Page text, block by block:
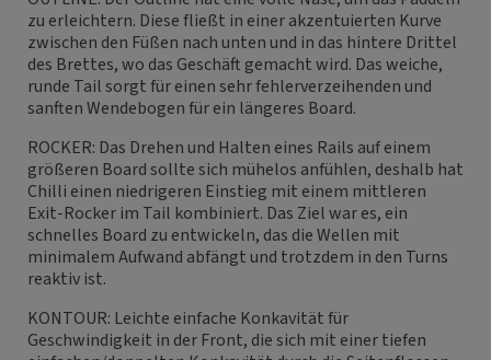
zu erleichtern. Diese fließt in einer akzentuierten Kurve
zwischen den Füßen nach unten und in das hintere Drittel
des Brettes, wo das Geschäft gemacht wird. Das weiche,
runde Tail sorgt für einen sehr fehlerverzeihenden und
sanften Wendebogen für ein längeres Board.
ROCKER: Das Drehen und Halten eines Rails auf einem
größeren Board sollte sich mühelos anfühlen, deshalb hat
Chilli einen niedrigeren Einstieg mit einem mittleren
Exit-Rocker im Tail kombiniert. Das Ziel war es, ein
schnelles Board zu entwickeln, das die Wellen mit
minimalem Aufwand abfängt und trotzdem in den Turns
reaktiv ist.
KONTOUR: Leichte einfache Konkavität für
Geschwindigkeit in der Front, die sich mit einer tiefen